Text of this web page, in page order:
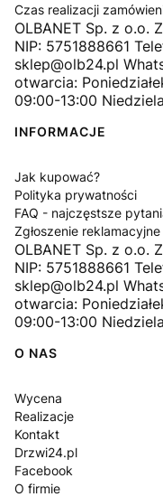
Czas realizacji
OLBANET Sp. z o.o.
NIP: 5751888661
sklep@olb24.pl
otwarcia:
09:00-13:00
INFORMACJE
Jak kupować?
Polityka prywatności
FAQ - najczęstsze
Zgłoszenie reklamacyjne
OLBANET Sp. z o.o.
NIP: 5751888661
sklep@olb24.pl
otwarcia:
09:00-13:00
O NAS
Wycena
Realizacje
Kontakt
Drzwi24.pl
Facebook
O firmie